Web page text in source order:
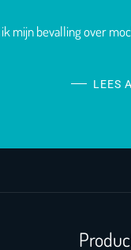
ik mijn bevalling over
LEES